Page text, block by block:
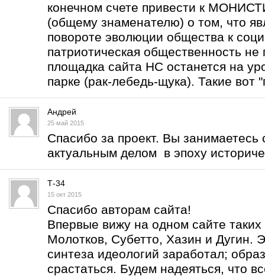
конечном счете привести к
(общему знаменателю) о том, что
повороте эволюции общества к
патриотическая общественность не
площадка сайта НС останется на
парке (рак-лебедь-щука). Такие вот
Андрей
25 май 2015
Спасибо за проект. Вы
актуальным делом в эпоху
Т-34
15 окт 2015
Спасибо авторам сайта!
Впервые вижу на одном сайте
Молотков, Субетто, Хазин и Дугин.
синтеза идеологий заработал;
срастаться. Будем надеяться, что